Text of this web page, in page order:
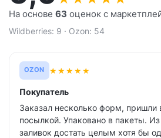
На основе 63 оценок с
Wildberries: 9 · Ozon: 54
OZON ★★★★★
Покупатель
Заказал несколько форм, пришли
посылкой. Упаковано в пакеты.
заливок достать целым хотя бы